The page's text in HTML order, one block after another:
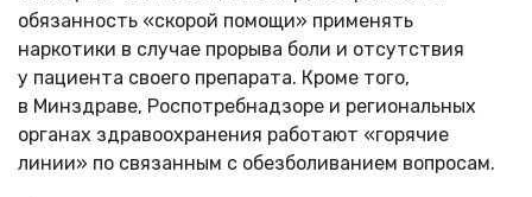
обязанность «скорой помощи» применять
наркотики в случае прорыва боли и отсутствия
у пациента своего препарата. Кроме того,
в Минздраве, Роспотребнадзоре и региональных
органах здравоохранения работают «горячие
линии» по связанным с обезболиванием вопросам.